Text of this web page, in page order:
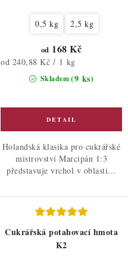
0,5 kg 2,5 kg
Skladem(9 ks)
od 168 Kč
Měrná
od 240,88 Kč / 1 kg
Holandská klasika pro cukrářské
mistrovství Marcipán 1:3
představuje vrchol v oblasti...
Cukrářská potahovací hmota
K2